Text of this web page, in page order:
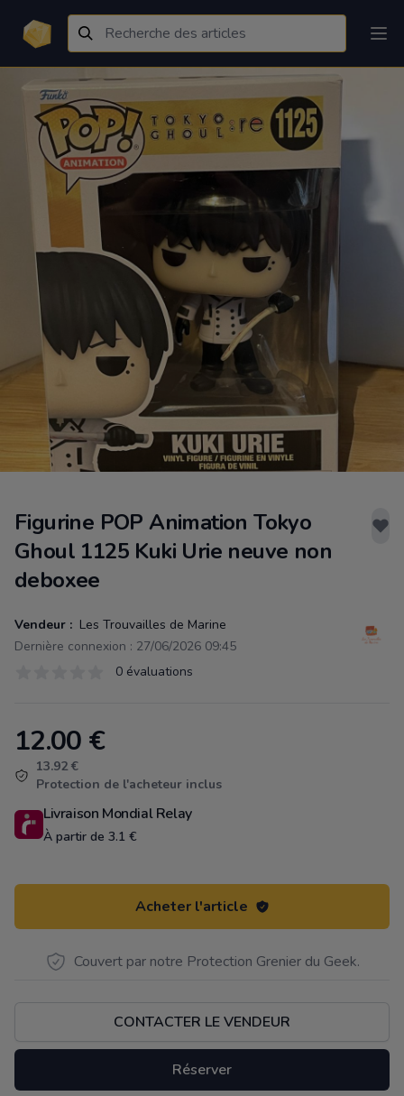
Figurine POP Animation Tokyo
Ghoul 1125 Kuki Urie neuve non
deboxee
Vendeur : Les Trouvailles de Marine
Dernière connexion : 27/06/2026 09:45
0 évaluations
Product information
12.00 €
13.92 €
Protection de l'acheteur inclus
Livraison Mondial Relay
À partir de 3.1 €
Acheter l'article
Couvert par notre Protection Grenier du Geek.
CONTACTER LE VENDEUR
Réserver